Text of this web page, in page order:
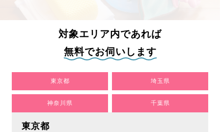
対象エリア内であれば
無料でお伺いします
東京都 埼玉県
神奈川県 千葉県
東京都